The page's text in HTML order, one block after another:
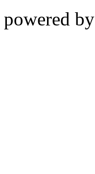
powered by